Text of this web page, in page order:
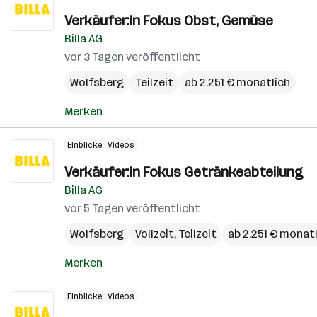
Verkäufer:in Fokus Obst, Gemüse
Billa AG
vor 3 Tagen veröffentlicht
Wolfsberg
Teilzeit ab 2.251 € monatlich
Merken
Einblicke Videos
Verkäufer:in Fokus Getränkeabteilung
Billa AG
vor 5 Tagen veröffentlicht
Wolfsberg
Vollzeit, Teilzeit ab 2.251 €
Merken
Einblicke Videos